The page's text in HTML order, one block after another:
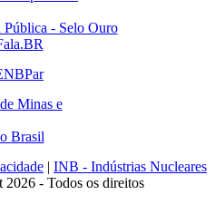
| INB - Indústrias Nucleares
- Todos os direitos